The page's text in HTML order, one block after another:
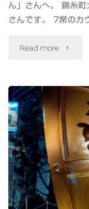
ス
リ
ー"
マ
テ
ィ
ー
#
ん」さんへ。 錦糸
さんです。 7席のカ
Read more "ア
ホ
ー
ム
な